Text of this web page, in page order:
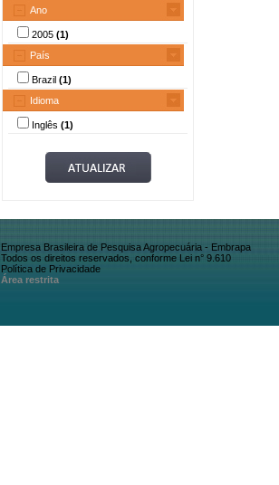
Ano
2005 (1)
País
Brazil (1)
Idioma
Inglês (1)
Empresa Brasileira de Pesquisa Agropecuária - Embrapa
Todos os direitos reservados, conforme Lei n° 9.610
Política de Privacidade
Área restrita